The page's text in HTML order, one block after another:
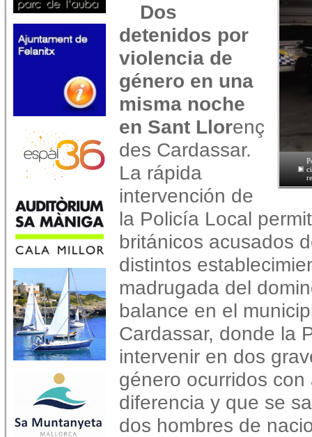
Dos
detenidos por
violencia de
género en una
misma noche
en Sant Llorenç
des Cardassar.
La rápida
intervención de
la Policía Local
británicos acusados
distintos
madrugada del
balance en el
Cardassar, donde la
intervenir en dos
género ocurridos
diferencia y que se
dos hombres de